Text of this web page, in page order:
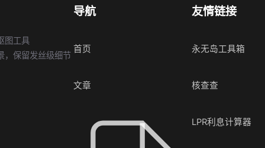
图工具
，保留发丝级细节
导航
首页
文章
友情链接
永无岛工具箱
核查查
LPR利息计算器